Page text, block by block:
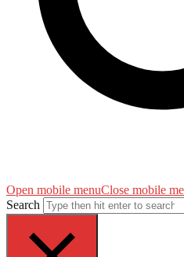
Open mobile menuClose mobile
Search